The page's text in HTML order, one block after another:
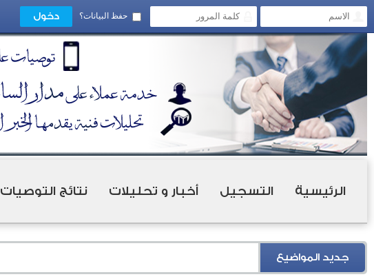
حفظ البيانات؟
الرئيسية التسجيل أخبار و تحليلات نتائج التوصيات
جديد المواضيع